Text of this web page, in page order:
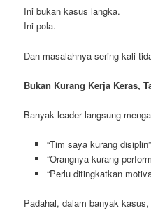
Ini bukan kasus langka.
Ini pola.
Dan masalahnya sering kali
Bukan Kurang Kerja Keras,
Banyak leader langsung
“Tim saya kurang disiplin”
“Orangnya kurang
“Perlu ditingkatkan
Padahal, dalam banyak kasus,